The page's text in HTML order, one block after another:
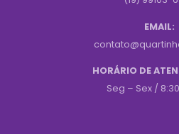
EMAIL:
HORÁRIO DE
Seg – Sex /